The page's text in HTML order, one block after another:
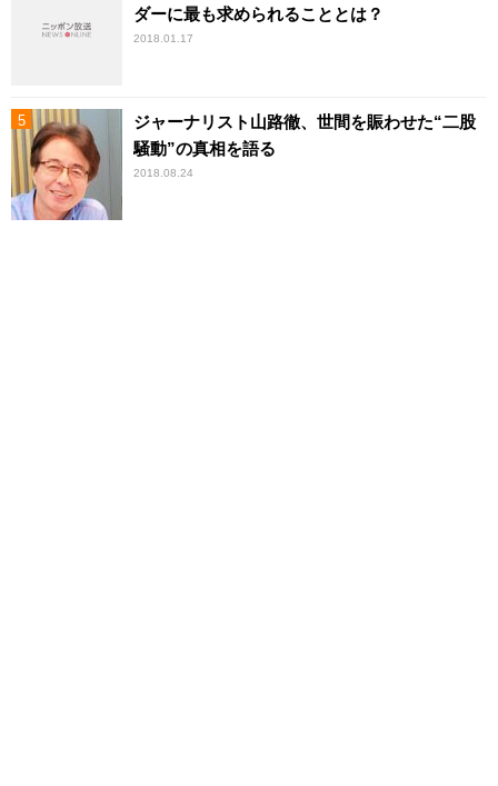
ダーに最も求められることとは？
2018.01.17
ジャーナリスト山路徹、世間を賑わせた“二股
騒動”の真相を語る
2018.08.24